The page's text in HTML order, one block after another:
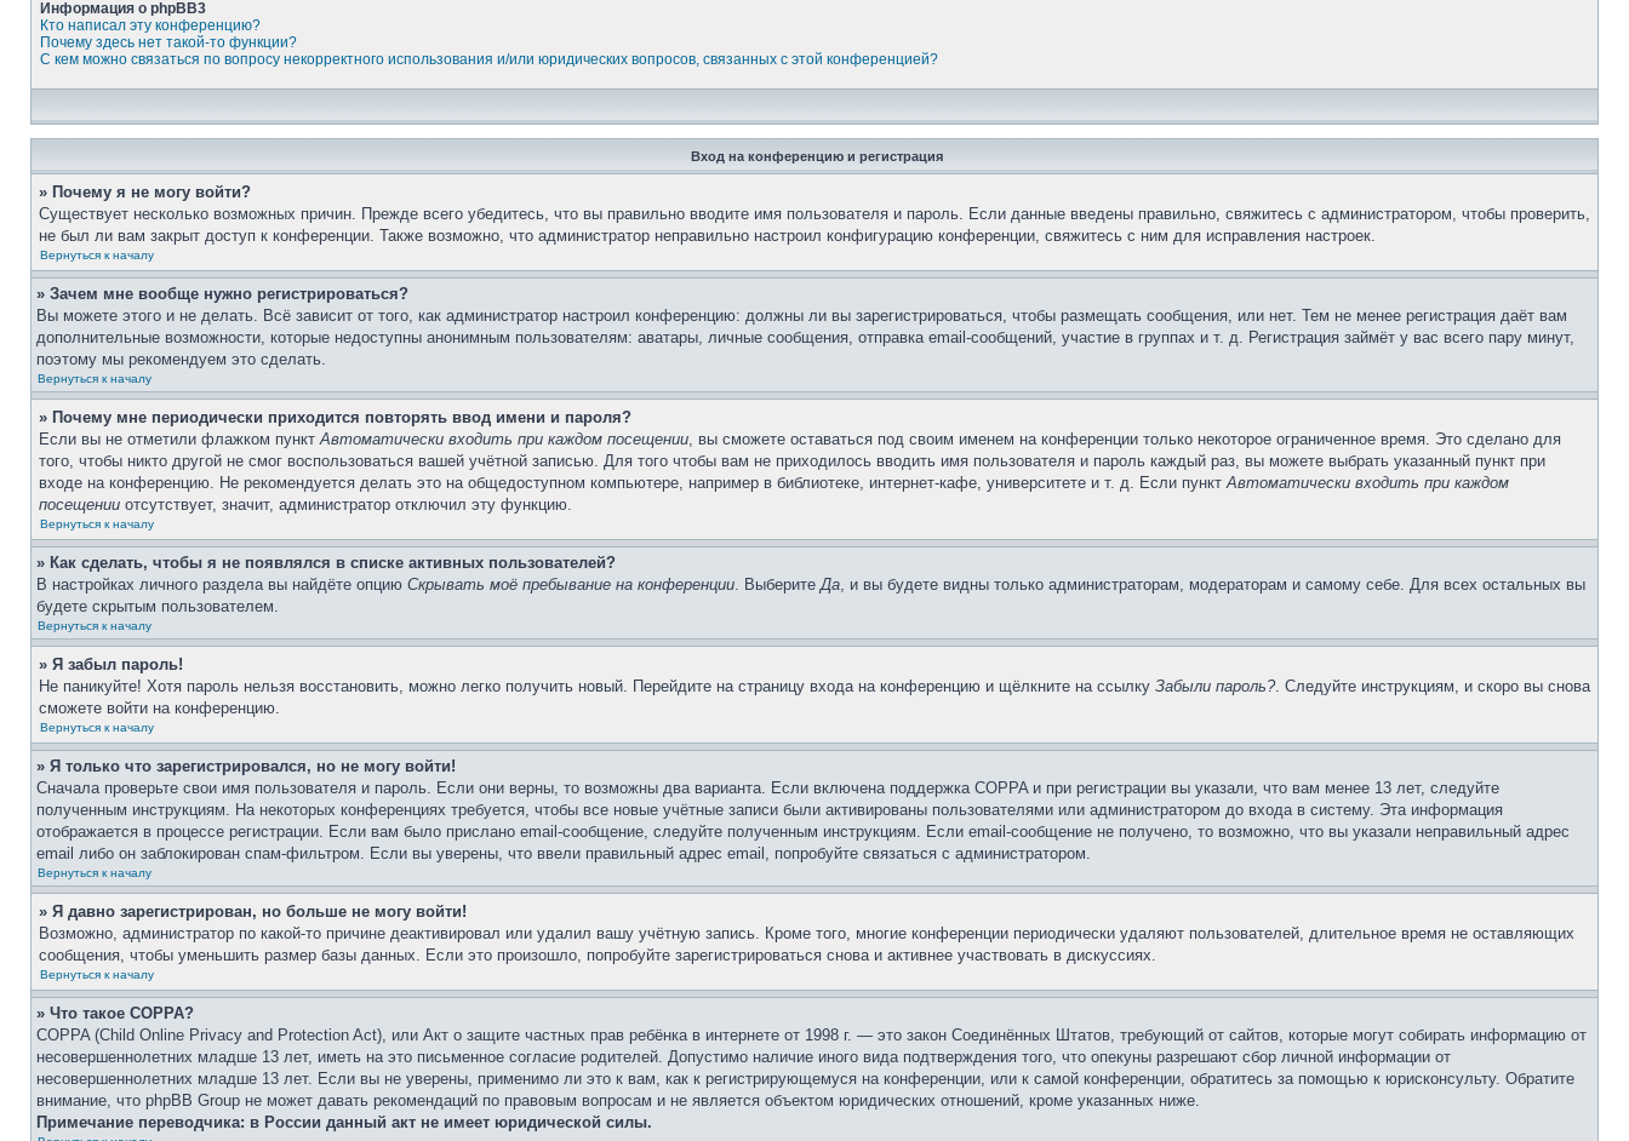
Информация о phpBB3
Кто написал эту конференцию?
Почему здесь нет такой-то функции?
С кем можно связаться по вопросу некорректного использования и/или юридических вопросов, связанных с этой конференцией?
Вход на конференцию и регистрация
» Почему я не могу войти?
Существует несколько возможных причин. Прежде всего убедитесь, что вы правильно вводите имя пользователя и пароль. Если данные введены правильно, свяжитесь с администратором, чтобы проверить,
не был ли вам закрыт доступ к конференции. Также возможно, что администратор неправильно настроил конфигурацию конференции, свяжитесь с ним для исправления настроек.
Вернуться к началу
» Зачем мне вообще нужно регистрироваться?
Вы можете этого и не делать. Всё зависит от того, как администратор настроил конференцию: должны ли вы зарегистрироваться, чтобы размещать сообщения, или нет. Тем не менее регистрация даёт вам
дополнительные возможности, которые недоступны анонимным пользователям: аватары, личные сообщения, отправка email-сообщений, участие в группах и т. д. Регистрация займёт у вас всего пару минут,
поэтому мы рекомендуем это сделать.
Вернуться к началу
» Почему мне периодически приходится повторять ввод имени и пароля?
Если вы не отметили флажком пунктАвтоматически входить при каждом посещении, вы сможете оставаться под своим именем на конференции только некоторое ограниченное время. Это сделано для
того, чтобы никто другой не смог воспользоваться вашей учётной записью. Для того чтобы вам не приходилось вводить имя пользователя и пароль каждый раз, вы можете выбрать указанный пункт при
входе на конференцию. Не рекомендуется делать это на общедоступном компьютере, например в библиотеке, интернет-кафе, университете и т. д. Если пунктАвтоматически входить при каждом
посещении отсутствует, значит, администратор отключил эту функцию.
Вернуться к началу
» Как сделать, чтобы я не появлялся в списке активных пользователей?
В настройках личного раздела вы найдёте опцию Скрывать моё пребывание на конференции. ВыберитеДа, и вы будете видны только администраторам, модераторам и самому себе. Для всех остальных вы
будете скрытым пользователем.
Вернуться к началу
» Я забыл пароль!
Не паникуйте! Хотя пароль нельзя восстановить, можно легко получить новый. Перейдите на страницу входа на конференцию и щёлкните на ссылку Забыли пароль?. Следуйте инструкциям, и скоро вы снова
сможете войти на конференцию.
Вернуться к началу
» Я только что зарегистрировался, но не могу войти!
Сначала проверьте свои имя пользователя и пароль. Если они верны, то возможны два варианта. Если включена поддержка COPPA и при регистрации вы указали, что вам менее 13 лет, следуйте
полученным инструкциям. На некоторых конференциях требуется, чтобы все новые учётные записи были активированы пользователями или администратором до входа в систему. Эта информация
отображается в процессе регистрации. Если вам было прислано email-сообщение, следуйте полученным инструкциям. Если email-сообщение не получено, то возможно, что вы указали неправильный адрес
email либо он заблокирован спам-фильтром. Если вы уверены, что ввели правильный адрес email, попробуйте связаться с администратором.
Вернуться к началу
» Я давно зарегистрирован, но больше не могу войти!
Возможно, администратор по какой-то причине деактивировал или удалил вашу учётную запись. Кроме того, многие конференции периодически удаляют пользователей, длительное время не оставляющих
сообщения, чтобы уменьшить размер базы данных. Если это произошло, попробуйте зарегистрироваться снова и активнее участвовать в дискуссиях.
Вернуться к началу
» Что такое COPPA?
COPPA (Child Online Privacy and Protection Act), или Акт о защите частных прав ребёнка в интернете от 1998 г. — это закон Соединённых Штатов, требующий от сайтов, которые могут собирать информацию от
несовершеннолетних младше 13 лет, иметь на это письменное согласие родителей. Допустимо наличие иного вида подтверждения того, что опекуны разрешают сбор личной информации от
несовершеннолетних младше 13 лет. Если вы не уверены, применимо ли это к вам, как к регистрирующемуся на конференции, или к самой конференции, обратитесь за помощью к юрисконсульту. Обратите
внимание, что phpBB Group не может давать рекомендаций по правовым вопросам и не является объектом юридических отношений, кроме указанных ниже.
Примечание переводчика: в России данный акт не имеет юридической силы.